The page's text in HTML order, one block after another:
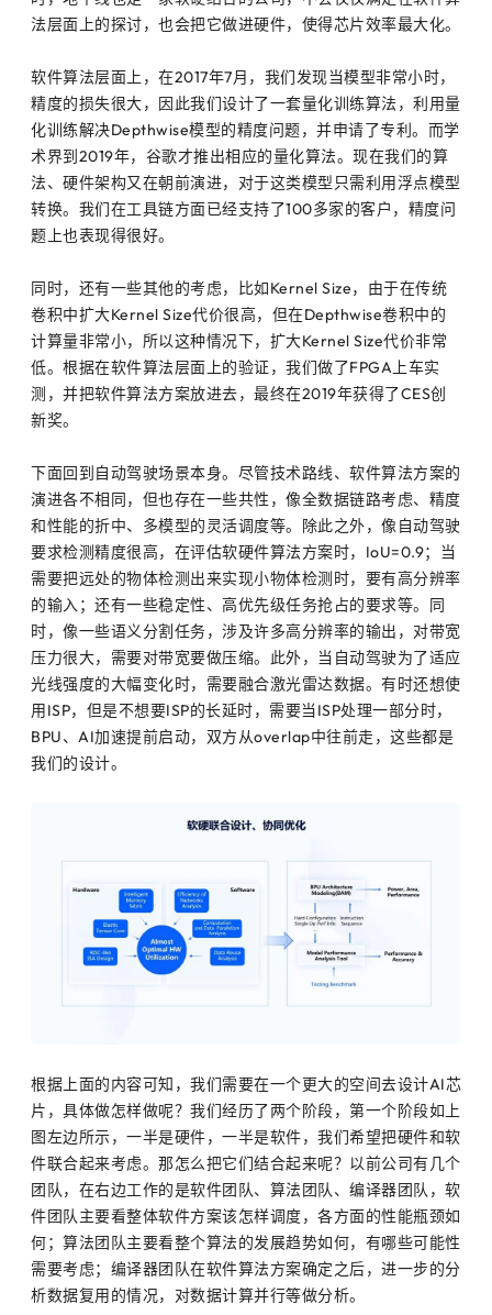
法层面上的探讨，也会把它做进硬件，使得芯片效率最大化。
软件算法层面上，在2017年7月，我们发现当模型非常小时，
精度的损失很大，因此我们设计了一套量化训练算法，利用量
化训练解决Depthwise模型的精度问题，并申请了专利。而学
术界到2019年，谷歌才推出相应的量化算法。现在我们的算
法、硬件架构又在朝前演进，对于这类模型只需利用浮点模型
转换。我们在工具链方面已经支持了100多家的客户，精度问
题上也表现得很好。
同时，还有一些其他的考虑，比如Kernel Size，由于在传统
卷积中扩大Kernel Size代价很高，但在Depthwise卷积中的
计算量非常小，所以这种情况下，扩大Kernel Size代价非常
低。根据在软件算法层面上的验证，我们做了FPGA上车实
测，并把软件算法方案放进去，最终在2019年获得了CES创
新奖。
下面回到自动驾驶场景本身。尽管技术路线、软件算法方案的
演进各不相同，但也存在一些共性，像全数据链路考虑、精度
和性能的折中、多模型的灵活调度等。除此之外，像自动驾驶
要求检测精度很高，在评估软硬件算法方案时，IoU=0.9；当
需要把远处的物体检测出来实现小物体检测时，要有高分辨率
的输入；还有一些稳定性、高优先级任务抢占的要求等。同
时，像一些语义分割任务，涉及许多高分辨率的输出，对带宽
压力很大，需要对带宽要做压缩。此外，当自动驾驶为了适应
光线强度的大幅变化时，需要融合激光雷达数据。有时还想使
用ISP，但是不想要ISP的长延时，需要当ISP处理一部分时，
BPU、AI加速提前启动，双方从overlap中往前走，这些都是
我们的设计。
根据上面的内容可知，我们需要在一个更大的空间去设计AI芯
片，具体做怎样做呢？我们经历了两个阶段，第一个阶段如上
图左边所示，一半是硬件，一半是软件，我们希望把硬件和软
件联合起来考虑。那怎么把它们结合起来呢？以前公司有几个
团队，在右边工作的是软件团队、算法团队、编译器团队，软
件团队主要看整体软件方案该怎样调度，各方面的性能瓶颈如
何；算法团队主要看整个算法的发展趋势如何，有哪些可能性
需要考虑；编译器团队在软件算法方案确定之后，进一步的分
析数据复用的情况，对数据计算并行等做分析。